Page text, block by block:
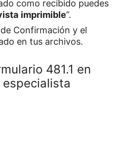
como recibido puedes
imprimible”.
Confirmación y el
en tus archivos.
481.1 en
especialista